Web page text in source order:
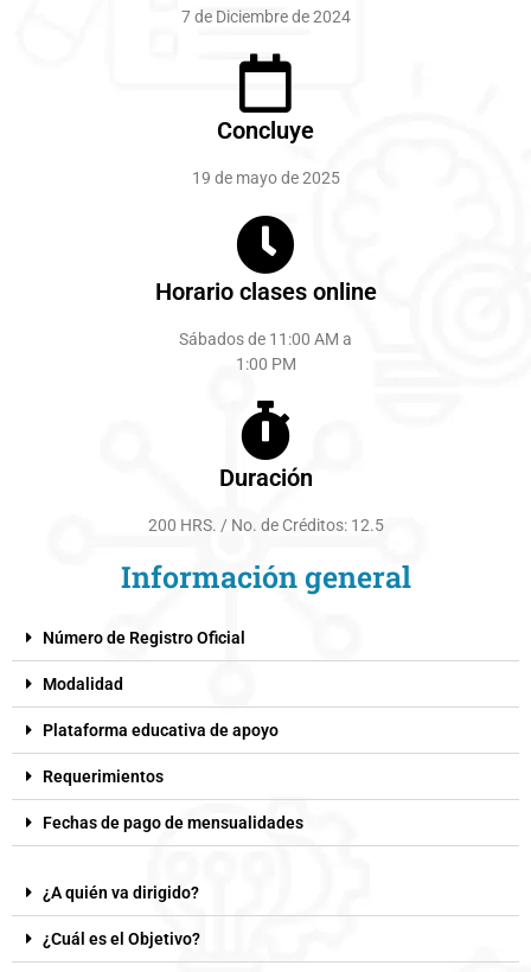
7 de Diciembre de 2024
Concluye
19 de mayo de 2025
Horario clases online
Sábados de 11:00 AM a
1:00 PM
Duración
200 HRS. / No. de Créditos: 12.5
Información general
Número de Registro Oficial​
Modalidad
Plataforma educativa de apoyo
Requerimientos
Fechas de pago de mensualidades
¿A quién va dirigido?
¿Cuál es el Objetivo?